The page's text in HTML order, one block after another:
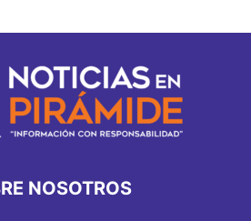
NOSOTROS